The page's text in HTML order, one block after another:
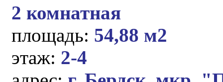
2 комнатная
площадь: 54,88 м2
этаж: 2-4